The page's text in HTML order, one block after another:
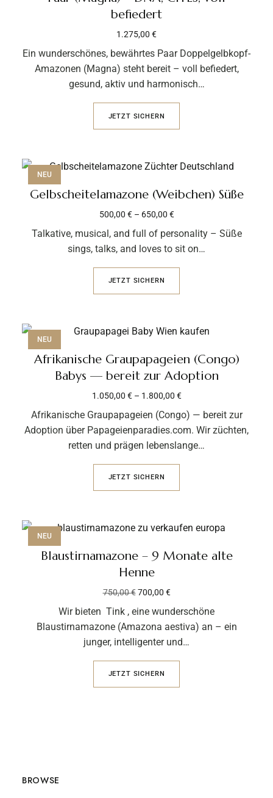
befiedert
1.275,00 €
Ein wunderschönes, bewährtes Paar Doppelgelbkopf-
Amazonen (Magna) steht bereit – voll befiedert,
gesund, aktiv und harmonisch…
JETZT SICHERN
NEU
Gelbscheitelamazone (Weibchen) Süße
500,00 € – 650,00 €
Talkative, musical, and full of personality – Süße
sings, talks, and loves to sit on…
JETZT SICHERN
NEU
Afrikanische Graupapageien (Congo)
Babys — bereit zur Adoption
1.050,00 € – 1.800,00 €
Afrikanische Graupapageien (Congo) — bereit zur
Adoption über Papageienparadies.com. Wir züchten,
retten und prägen lebenslange…
JETZT SICHERN
NEU
Blaustirnamazone – 9 Monate alte
Henne
750,00€ 700,00 €
Wir bieten Tink , eine wunderschöne
Blaustirnamazone (Amazona aestiva) an – ein
junger, intelligenter und…
JETZT SICHERN
BROWSE